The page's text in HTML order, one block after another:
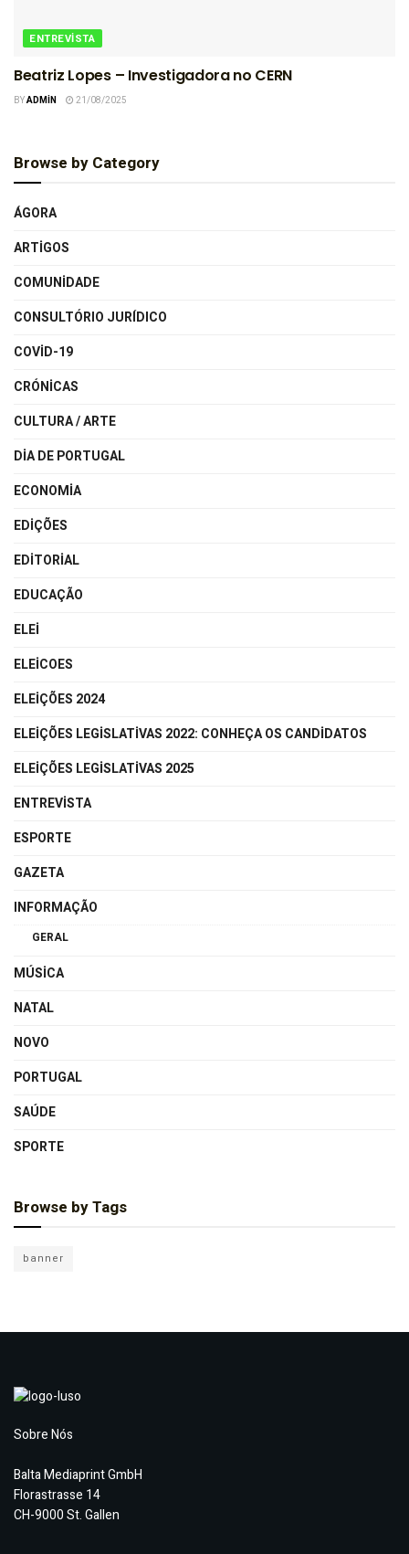
ENTREVISTA
Beatriz Lopes – Investigadora no CERN
BYADMIN 21/08/2025
Browse by Category
ÁGORA
ARTIGOS
COMUNIDADE
CONSULTÓRIO JURÍDICO
COVID-19
CRÓNICAS
CULTURA / ARTE
DIA DE PORTUGAL
ECONOMIA
EDIÇÕES
EDITORIAL
EDUCAÇÃO
ELEI
ELEICOES
ELEIÇÕES 2024
ELEIÇÕES LEGISLATIVAS 2022: CONHEÇA OS CANDIDATOS
ELEIÇÕES LEGISLATIVAS 2025
ENTREVISTA
ESPORTE
GAZETA
INFORMAÇÃO
GERAL
MÚSICA
NATAL
NOVO
PORTUGAL
SAÚDE
SPORTE
Browse by Tags
banner
Sobre Nós
Balta Mediaprint GmbH
Florastrasse 14
CH-9000 St. Gallen